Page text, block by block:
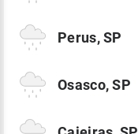
Perus, SP
Osasco, SP